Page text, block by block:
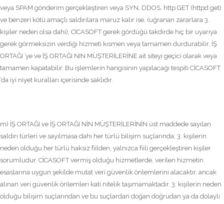
veya SPAM gönderim gerçekleştiren veya SYN, DDOS, http GET (httpd get)
ve benzeri kötü amaçlı saldırılara maruz kalır ise, (uğranan zararlara 3.
kişiler neden olsa dahi), CİCASOFT gerek gördüğü takdirde hiç bir uyarıya
gerek görmeksizin verdiği hizmeti kısmen veya tamamen durdurabilir, İŞ
ORTAĞI ’ye ve İŞ ORTAĞI NIN MÜŞTERİLERİNE ait siteyi geçici olarak veya
tamamen kapatabilir. Bu işlemlerin hangisinin yapılacağı tespiti CİCASOFT
’da iyi niyet kuralları içerisinde saklıdır.
m) İŞ ORTAĞI ve İŞ ORTAĞI NİN MÜŞTERİLERİNİN üst maddede sayılan
saldırı türleri ve sayılmasa dahi her türlü bilişim suçlarında; 3. kişilerin
neden olduğu her türlü haksız fiilden, yalnızca fiili gerçekleştiren kişiler
sorumludur. CİCASOFT vermiş olduğu hizmetlerde, verilen hizmetin
esaslarına uygun şekilde mutat veri güvenlik önlemlerini alacaktır, ancak
alınan veri güvenlik önlemleri kati nitelik taşımamaktadır. 3. kişilerin neden
olduğu bilişim suçlarından ve bu suçlardan doğan doğrudan ya da dolaylı